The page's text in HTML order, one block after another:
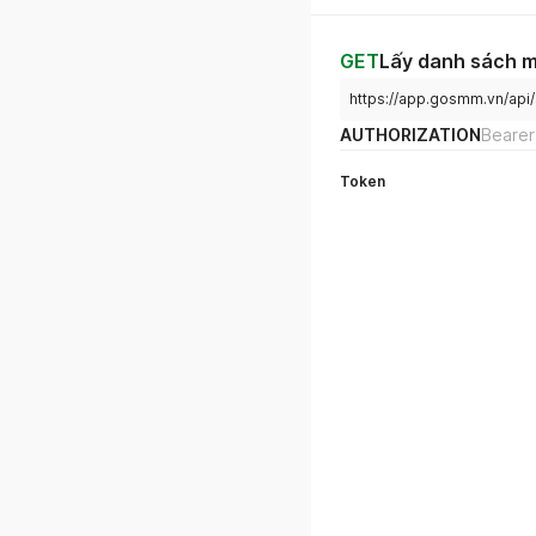
GETLấy danh sách
https://app.gosmm.vn/
AUTHORIZATION
Token